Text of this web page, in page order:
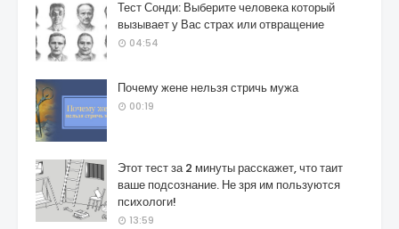
Тест Сонди: Выберите человека который
вызывает у Вас страх или отвращение
04:54
Почему жене нельзя стричь мужа
00:19
Этот тест за 2 минуты расскажет, что таит
ваше подсознание. Не зря им пользуются
психологи!
13:59